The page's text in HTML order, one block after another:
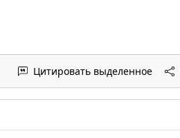
Цитировать выделенное